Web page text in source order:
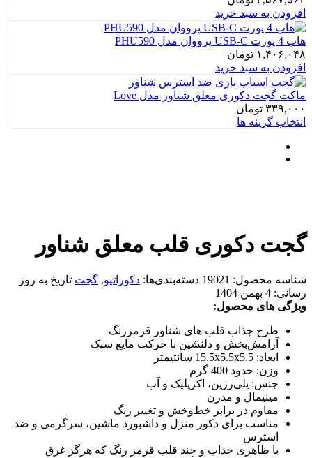
افزودن به سبد خرید
هاب 4 پورت USB-C پرووان مدل PHU590
۱,۴۰۶,۰۴۸ تومان
افزودن به سبد خرید
ماکت گجت دکوری معلق شناور مدل Love
۳۳۹,۰۰۰ تومان
انتخاب گزینه ها
گجت دکوری قلب معلق شناور
شناسه محصول: 19021 دسته‌بندی‌ها: دکوراتیو, گجت تاریخ به روز
رسانی: 4 بهمن 1404
ویژگی های محصول:
طرح جذاب قلب های شناور قرمزرنگ
آرامش‌بخش و دلنشین با حرکت مایع سبک
ابعاد: 15.5x5.5x5.5 سانتیمتر
وزن: حدود 400 گرم
جنس: پلی‌رزین، اکریلیک و آب
مینیمال و مدرن
مقاوم در برابر خط‌وخش و تغییر رنگ
مناسب برای دکور منزل و داشبورد ماشین، سرگرمی و ضد
استرس
با ظاهری جذاب و چند قلب قرمز رنگ که هرگز غرق